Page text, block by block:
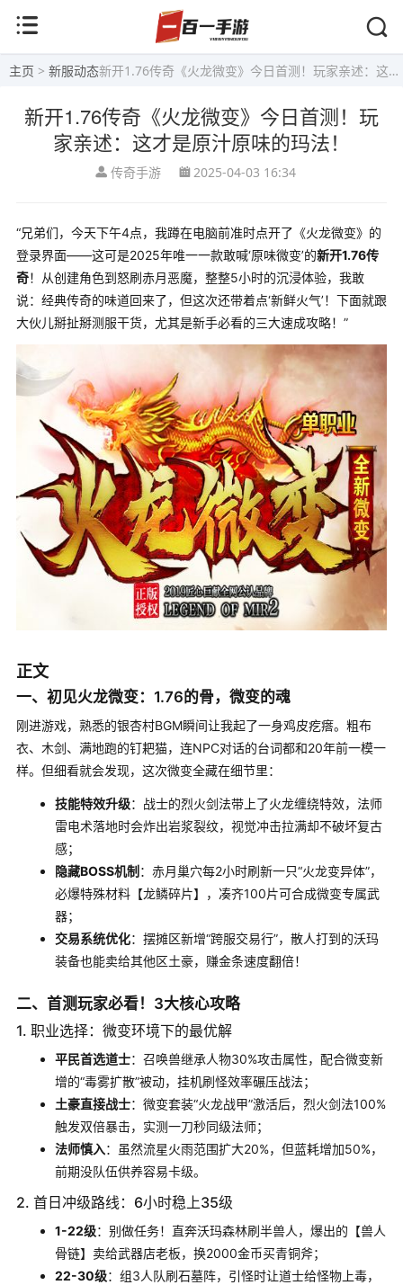
主页 > 新服动态新开1.76传奇《火龙微变》今日首测！玩家亲述：这才是原汁原味的玛法！
新开1.76传奇《火龙微变》今日首测！玩
家亲述：这才是原汁原味的玛法！
传奇手游 2025-04-03 16:34
“兄弟们，今天下午4点，我蹲在电脑前准时点开了《火龙微变》的
登录界面——这可是2025年唯一一款敢喊‘原味微变’的新开1.76传
奇！从创建角色到怒刷赤月恶魔，整整5小时的沉浸体验，我敢
说：经典传奇的味道回来了，但这次还带着点‘新鲜火气’！下面就跟
大伙儿掰扯掰测服干货，尤其是新手必看的三大速成攻略！”
正文
一、初见火龙微变：1.76的骨，微变的魂
刚进游戏，熟悉的银杏村BGM瞬间让我起了一身鸡皮疙瘩。粗布
衣、木剑、满地跑的钉耙猫，连NPC对话的台词都和20年前一模一
样。但细看就会发现，这次微变全藏在细节里：
技能特效升级：战士的烈火剑法带上了火龙缠绕特效，法师
雷电术落地时会炸出岩浆裂纹，视觉冲击拉满却不破坏复古
感；
隐藏BOSS机制 ：赤月巢穴每2小时刷新一只“火龙变异体”，
必爆特殊材料【龙鳞碎片】，凑齐100片可合成微变专属武
器；
交易系统优化：摆摊区新增“跨服交易行”，散人打到的沃玛
装备也能卖给其他区土豪，赚金条速度翻倍！
二、首测玩家必看！3大核心攻略
1. 职业选择：微变环境下的最优解
平民首选道士：召唤兽继承人物30%攻击属性，配合微变新
增的“毒雾扩散”被动，挂机刷怪效率碾压战法；
土豪直接战士：微变套装“火龙战甲”激活后，烈火剑法100%
触发双倍暴击，实测一刀秒同级法师；
法师慎入：虽然流星火雨范围扩大20%，但蓝耗增加50%，
前期没队伍供养容易卡级。
2. 首日冲级路线：6小时稳上35级
1-22级：别做任务！直奔沃玛森林刷半兽人，爆出的【兽人
骨链】卖给武器店老板，换2000金币买青铜斧；
22-30级：组3人队刷石墓阵，引怪时让道士给怪物上毒，